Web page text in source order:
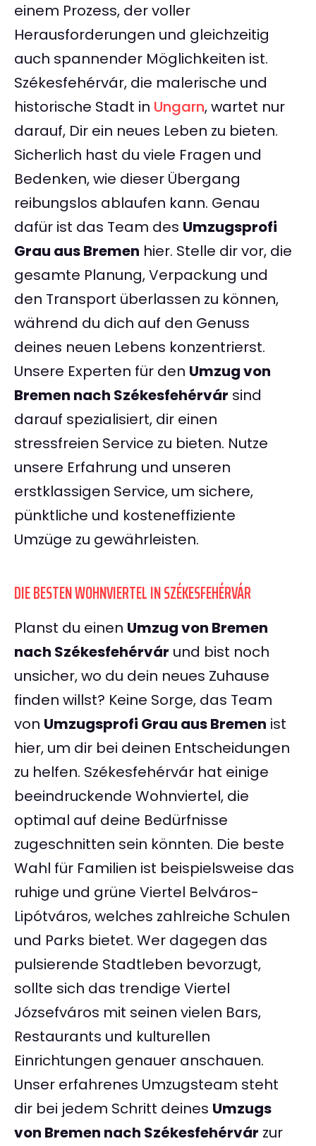
einem Prozess, der voller
Herausforderungen und gleichzeitig
auch spannender Möglichkeiten ist.
Székesfehérvár, die malerische und
historische Stadt in Ungarn, wartet nur
darauf, Dir ein neues Leben zu bieten.
Sicherlich hast du viele Fragen und
Bedenken, wie dieser Übergang
reibungslos ablaufen kann. Genau
dafür ist das Team des Umzugsprofi
Grau aus Bremen hier. Stelle dir vor, die
gesamte Planung, Verpackung und
den Transport überlassen zu können,
während du dich auf den Genuss
deines neuen Lebens konzentrierst.
Unsere Experten für den Umzug von
Bremen nach Székesfehérvár sind
darauf spezialisiert, dir einen
stressfreien Service zu bieten. Nutze
unsere Erfahrung und unseren
erstklassigen Service, um sichere,
pünktliche und kosteneffiziente
Umzüge zu gewährleisten.
DIE BESTEN WOHNVIERTEL IN SZÉKESFEHÉRVÁR
Planst du einen Umzug von Bremen
nach Székesfehérvár und bist noch
unsicher, wo du dein neues Zuhause
finden willst? Keine Sorge, das Team
von Umzugsprofi Grau aus Bremen ist
hier, um dir bei deinen Entscheidungen
zu helfen. Székesfehérvár hat einige
beeindruckende Wohnviertel, die
optimal auf deine Bedürfnisse
zugeschnitten sein könnten. Die beste
Wahl für Familien ist beispielsweise das
ruhige und grüne Viertel Belváros-
Lipótváros, welches zahlreiche Schulen
und Parks bietet. Wer dagegen das
pulsierende Stadtleben bevorzugt,
sollte sich das trendige Viertel
Józsefváros mit seinen vielen Bars,
Restaurants und kulturellen
Einrichtungen genauer anschauen.
Unser erfahrenes Umzugsteam steht
dir bei jedem Schritt deines Umzugs
von Bremen nach Székesfehérvár zur